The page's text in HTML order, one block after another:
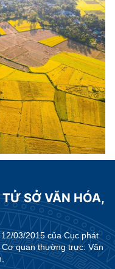
SỞ VĂN HÓA,
03/2015 của Cục phát
quan thường trực: Văn